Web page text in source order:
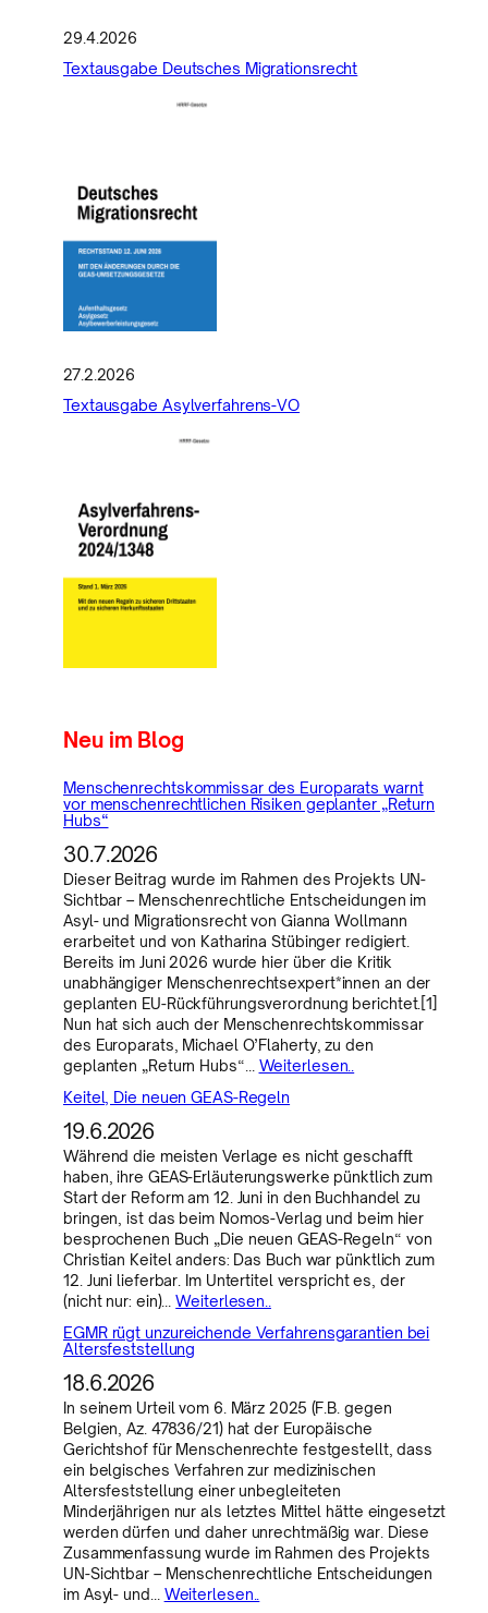
29.4.2026
Textausgabe Deutsches Migrationsrecht
27.2.2026
Textausgabe Asylverfahrens-VO
Neu im Blog
Menschenrechtskommissar des Europarats warnt
vor menschenrechtlichen Risiken geplanter „Return
Hubs“
30.7.2026
Dieser Beitrag wurde im Rahmen des Projekts UN-
Sichtbar – Menschenrechtliche Entscheidungen im
Asyl- und Migrationsrecht von Gianna Wollmann
erarbeitet und von Katharina Stübinger redigiert.
Bereits im Juni 2026 wurde hier über die Kritik
unabhängiger Menschenrechtsexpert*innen an der
geplanten EU-Rückführungsverordnung berichtet.[1]
Nun hat sich auch der Menschenrechtskommissar
des Europarats, Michael O’Flaherty, zu den
geplanten „Return Hubs“… Weiterlesen..
Keitel, Die neuen GEAS-Regeln
19.6.2026
Während die meisten Verlage es nicht geschafft
haben, ihre GEAS-Erläuterungswerke pünktlich zum
Start der Reform am 12. Juni in den Buchhandel zu
bringen, ist das beim Nomos-Verlag und beim hier
besprochenen Buch „Die neuen GEAS-Regeln“ von
Christian Keitel anders: Das Buch war pünktlich zum
12. Juni lieferbar. Im Untertitel verspricht es, der
(nicht nur: ein)…Weiterlesen..
EGMR rügt unzureichende Verfahrensgarantien bei
Altersfeststellung
18.6.2026
In seinem Urteil vom 6. März 2025 (F.B. gegen
Belgien, Az. 47836/21) hat der Europäische
Gerichtshof für Menschenrechte festgestellt, dass
ein belgisches Verfahren zur medizinischen
Altersfeststellung einer unbegleiteten
Minderjährigen nur als letztes Mittel hätte eingesetzt
werden dürfen und daher unrechtmäßig war. Diese
Zusammenfassung wurde im Rahmen des Projekts
UN-Sichtbar – Menschenrechtliche Entscheidungen
im Asyl- und… Weiterlesen..